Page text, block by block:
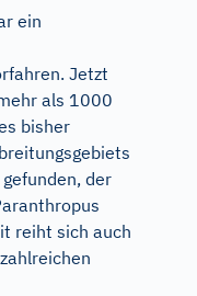
ein
Jetzt
als 1000
bisher
der
reiht sich auch